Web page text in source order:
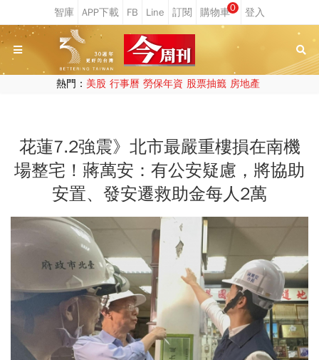
0
熱門： 美股 行事曆 勞保年資 股票抽籤 房地產
花蓮7.2強震》北市最嚴重樓損在南機
場整宅！蔣萬安：有公安疑慮，將協助
安置、發安遷救助金每人2萬